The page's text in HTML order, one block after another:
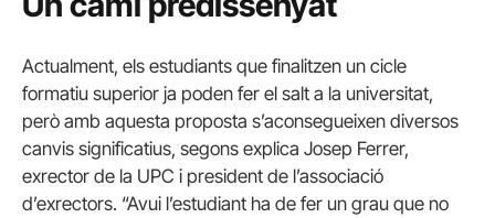
Actualment, els estudiants que finalitzen un cicle
formatiu superior ja poden fer el salt a la universitat,
però amb aquesta proposta s’aconsegueixen diversos
canvis significatius, segons explica Josep Ferrer,
exrector de la UPC i president de l’associació
d’exrectors. “Avui l’estudiant ha de fer un grau que no